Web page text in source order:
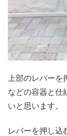
上部のレバー
などの容器と仕
いと思います。
レバーを押し込